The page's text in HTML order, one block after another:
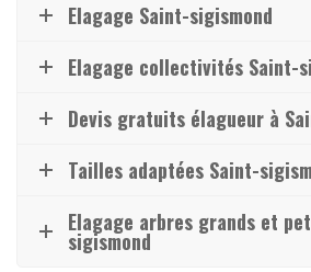
Elagage Saint-sigismond
Elagage collectivités Saint-
Devis gratuits élagueur à
Tailles adaptées Saint-
Elagage arbres grands et
sigismond